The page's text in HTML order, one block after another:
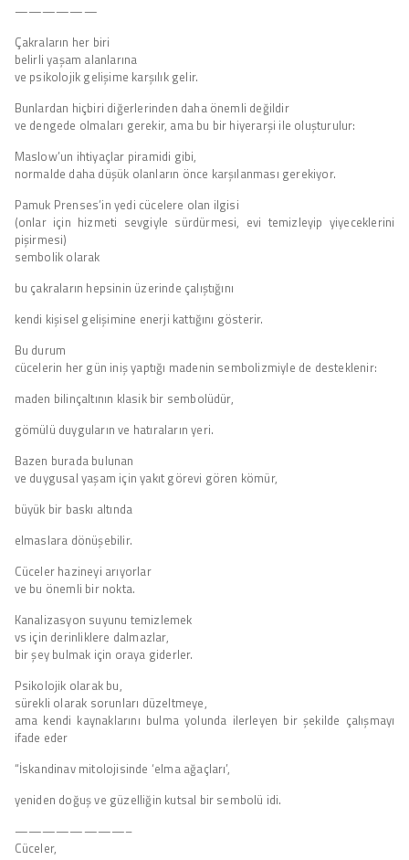
——————
Çakraların her biri
belirli yaşam alanlarına
ve psikolojik gelişime karşılık gelir.
Bunlardan hiçbiri diğerlerinden daha önemli değildir
ve dengede olmaları gerekir, ama bu bir hiyerarşi ile oluşturulur:
Maslow’un ihtiyaçlar piramidi gibi,
normalde daha düşük olanların önce karşılanması gerekiyor.
Pamuk Prenses’in yedi cücelere olan ilgisi
(onlar için hizmeti sevgiyle sürdürmesi, evi temizleyip yiyeceklerini
pişirmesi)
sembolik olarak
bu çakraların hepsinin üzerinde çalıştığını
kendi kişisel gelişimine enerji kattığını gösterir.
Bu durum
cücelerin her gün iniş yaptığı madenin sembolizmiyle de desteklenir:
maden bilinçaltının klasik bir sembolüdür,
gömülü duyguların ve hatıraların yeri.
Bazen burada bulunan
ve duygusal yaşam için yakıt görevi gören kömür,
büyük bir baskı altında
elmaslara dönüşebilir.
Cüceler hazineyi arıyorlar
ve bu önemli bir nokta.
Kanalizasyon suyunu temizlemek
vs için derinliklere dalmazlar,
bir şey bulmak için oraya giderler.
Psikolojik olarak bu,
sürekli olarak sorunları düzeltmeye,
ama kendi kaynaklarını bulma yolunda ilerleyen bir şekilde çalışmayı
ifade eder
“İskandinav mitolojisinde ‘elma ağaçları’,
yeniden doğuş ve güzelliğin kutsal bir sembolü idi.
————————–
Cüceler,